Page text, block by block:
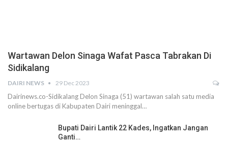
Wartawan Delon Sinaga Wafat Pasca Tabrakan Di
Sidikalang
DAIRI NEWS 29 Dec 2023
Dairinews.co-Sidikalang Delon Sinaga (51) wartawan salah satu media
online bertugas di Kabupaten Dairi meninggal…
Bupati Dairi Lantik 22 Kades, Ingatkan Jangan
Ganti…